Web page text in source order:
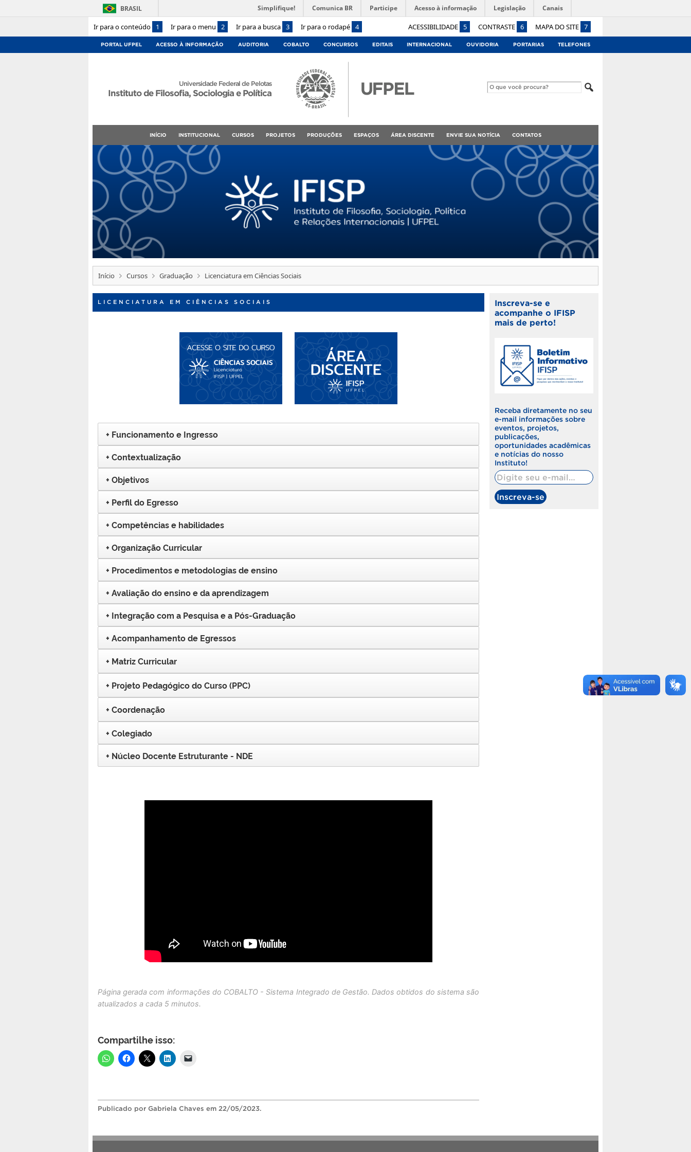
Ir para o conteúdo 1 Ir para o menu 2 Ir para a busca 3 Ir para o rodapé 4 ACESSIBILIDADE 5 CONTRASTE 6 MAPA DO SITE 7
BRASIL Simplifique! Comunica BR Participe Acesso à informação Legislação Canais
PORTAL UFPEL ACESSO À INFORMAÇÃO AUDITORIA COBALTO CONCURSOS EDITAIS INTERNACIONAL OUVIDORIA PORTARIAS TELEFONES
Universidade Federal de Pelotas
Instituto de Filosofia, Sociologia e Política
INÍCIO INSTITUCIONAL CURSOS PROJETOS PRODUÇÕES ESPAÇOS ÁREA DISCENTE ENVIE SUA NOTÍCIA CONTATOS
Início Cursos Graduação Licenciatura em Ciências Sociais
LICENCIATURA EM CIÊNCIAS SOCIAIS
Funcionamento e Ingresso
Contextualização
Objetivos
Perfil do Egresso
Competências e habilidades
Organização Curricular
Procedimentos e metodologias de ensino
Avaliação do ensino e da aprendizagem
Integração com a Pesquisa e a Pós-Graduação
Acompanhamento de Egressos
Matriz Curricular
Projeto Pedagógico do Curso (PPC)
Coordenação
Colegiado
Núcleo Docente Estruturante - NDE
Página gerada com informações do COBALTO - Sistema Integrado de Gestão. Dados obtidos do sistema são
atualizados a cada 5 minutos.
Compartilhe isso:
Publicado por Gabriela Chaves em 22/05/2023.
Inscreva-se e
acompanhe o IFISP
mais de perto!
Receba diretamente no seu
e-mail informações sobre
eventos, projetos,
publicações,
oportunidades acadêmicas
e notícias do nosso
Instituto!
Digite seu e-mail…
Inscreva-se